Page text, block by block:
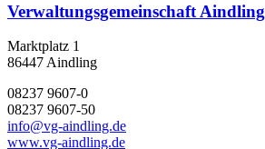
Verwaltungsgemeinschaft Aindling
Marktplatz 1
86447 Aindling
08237 9607-0
08237 9607-50
info@vg-aindling.de
www.vg-aindling.de